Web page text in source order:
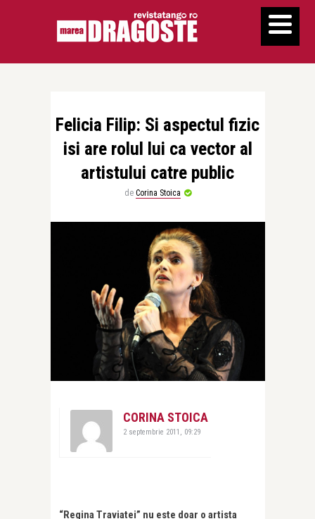
Felicia Filip: Si aspectul fizic
isi are rolul lui ca vector al
artistului catre public
de Corina Stoica
CORINA STOICA
2 septembrie 2011, 09:29
“Regina Traviatei” nu este doar o artista